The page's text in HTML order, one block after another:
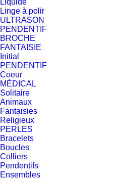
Liquide
Linge à polir
ULTRASON
PENDENTIF
BROCHE
FANTAISIE
Initial
PENDENTIF
Coeur
MÉDICAL
Solitaire
Animaux
Fantaisies
Religieux
PERLES
Bracelets
Boucles
Colliers
Pendentifs
Ensembles